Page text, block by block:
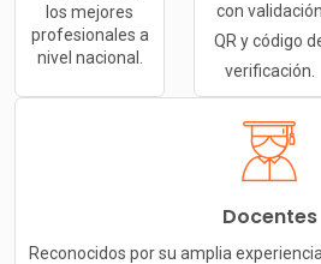
los mejores
profesionales a
nivel nacional.
con validación
QR y código
verificación.
Docentes
Reconocidos por su amplia